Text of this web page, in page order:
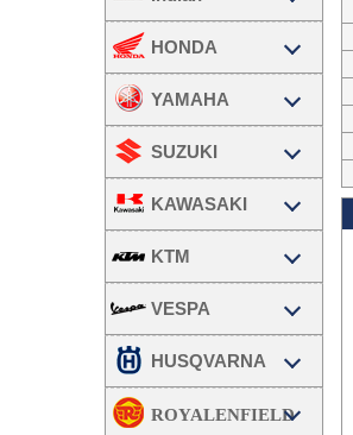
HONDA
YAMAHA
SUZUKI
KAWASAKI
KTM
VESPA
HUSQVARNA